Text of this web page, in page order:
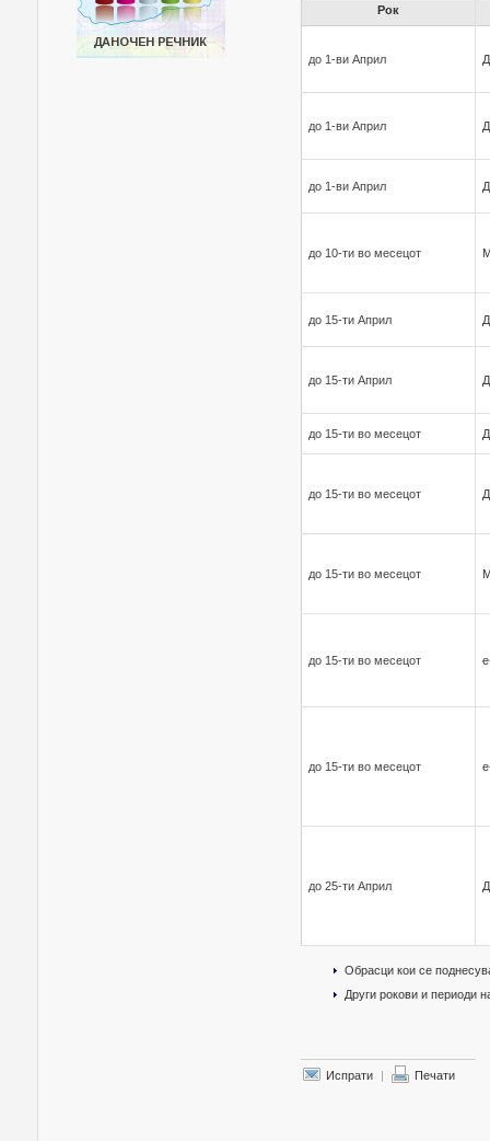
Рок
до 1-ви Април
до 1-ви Април
до 1-ви Април
до 10-ти во месецот
до 15-ти Април
до 15-ти Април
до 15-ти во месецот
до 15-ти во месецот
до 15-ти во месецот
до 15-ти во месецот
до 15-ти во месецот
до 25-ти Април
Обрасци кои се
Други рокови и периоди
Испрати | Печати